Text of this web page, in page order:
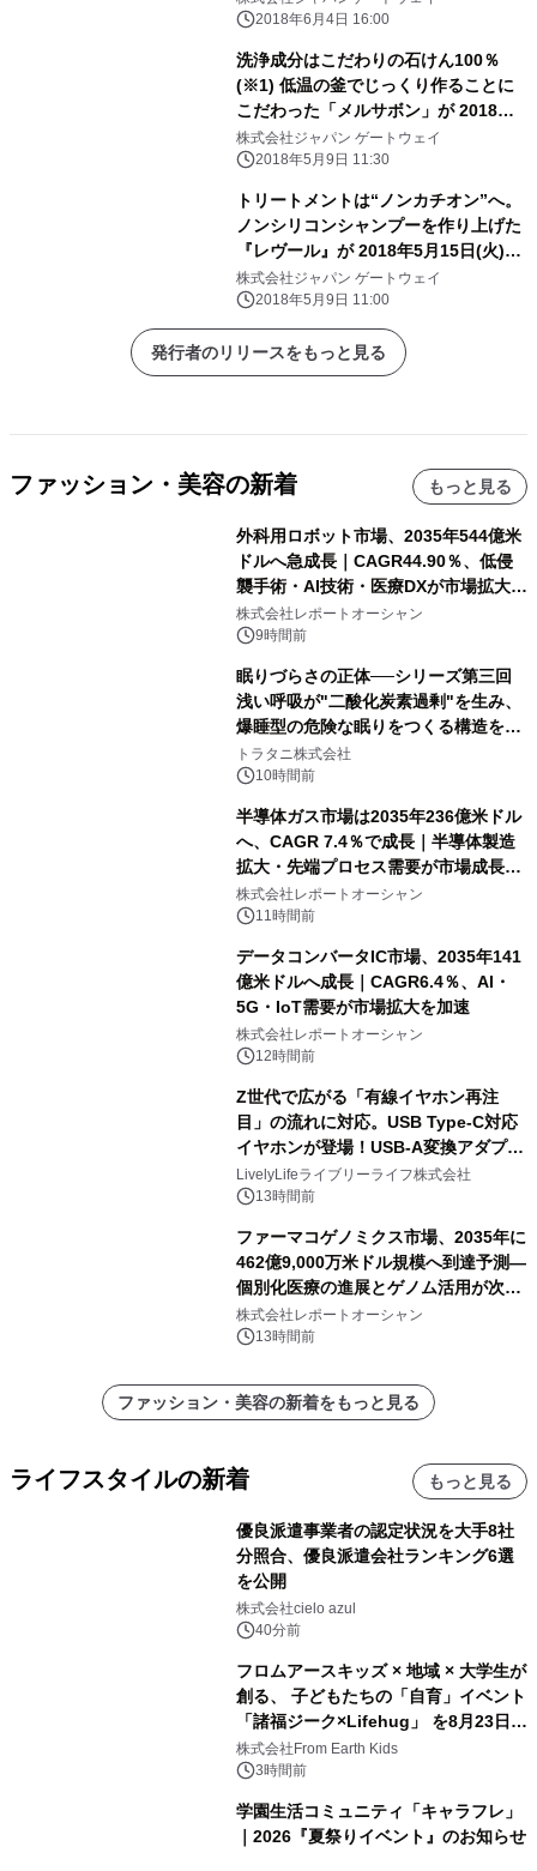
TVCM放送開始！
2018年6月4日 16:00
洗浄成分はこだわりの石けん100％
(※1) 低温の釜でじっくり作ることに
こだわった「メルサボン」が 2018年5
月15日(火)リニューアル発売
株式会社ジャパン ゲートウェイ
2018年5月9日 11:30
トリートメントは“ノンカチオン”へ。
ノンシリコンシャンプーを作り上げた
『レヴール』が 2018年5月15日(火)に
フルリニューアルをして新発売！
株式会社ジャパン ゲートウェイ
2018年5月9日 11:00
発行者のリリースをもっと見る
ファッション・美容の新着 もっと見る
外科用ロボット市場、2035年544億米
ドルへ急成長｜CAGR44.90％、低侵
襲手術・AI技術・医療DXが市場拡大を
牽引
株式会社レポートオーシャン
9時間前
眠りづらさの正体──シリーズ第三回
浅い呼吸が"二酸化炭素過剰"を生み、
爆睡型の危険な眠りをつくる構造を解
説
トラタニ株式会社
10時間前
半導体ガス市場は2035年236億米ドル
へ、CAGR 7.4％で成長｜半導体製造
拡大・先端プロセス需要が市場成長を
加速
株式会社レポートオーシャン
11時間前
データコンバータIC市場、2035年141
億米ドルへ成長｜CAGR6.4％、AI・
5G・IoT需要が市場拡大を加速
株式会社レポートオーシャン
12時間前
Z世代で広がる「有線イヤホン再注
目」の流れに対応。USB Type-C対応
イヤホンが登場！USB-A変換アダプタ
ー付きでスマホからパソコンまで幅広
く活用可能
LivelyLifeライブリーライフ株式会社
13時間前
ファーマコゲノミクス市場、2035年に
462億9,000万米ドル規模へ到達予測―
個別化医療の進展とゲノム活用が次世
代ヘルスケア投資を加速
株式会社レポートオーシャン
13時間前
ファッション・美容の新着をもっと見る
ライフスタイルの新着 もっと見る
優良派遣事業者の認定状況を大手8社
分照合、優良派遣会社ランキング6選
を公開
株式会社cielo azul
40分前
フロムアースキッズ × 地域 × 大学生が
創る、 子どもたちの「自育」イベント
「諸福ジーク×Lifehug」 を8月23日
(日)開催
株式会社From Earth Kids
3時間前
学園生活コミュニティ「キャラフレ」
｜2026『夏祭りイベント』のお知らせ